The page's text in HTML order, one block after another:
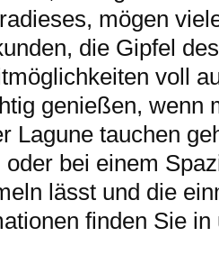
mögen
die Gipfel
voll
genießen, wenn
Lagune tauchen
oder bei einem
lässt und die
finden Sie